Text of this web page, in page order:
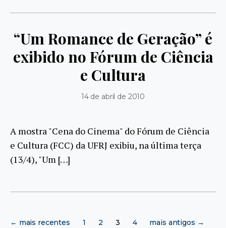
“Um Romance de Geração” é
exibido no Fórum de Ciência
e Cultura
14 de abril de 2010
A mostra "Cena do Cinema" do Fórum de Ciência
e Cultura (FCC) da UFRJ exibiu, na última terça
(13/4), "Um […]
← mais recentes 1 2 3 4 mais antigos →